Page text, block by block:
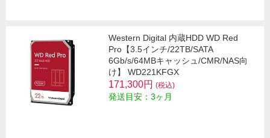
Western Digital 内蔵HDD WD Red
Pro【3.5インチ/22TB/SATA
6Gb/s/64MBキャッシュ/CMR/NAS向
け】 WD221KFGX
171,300円 (税込)
発送目安：3ヶ月